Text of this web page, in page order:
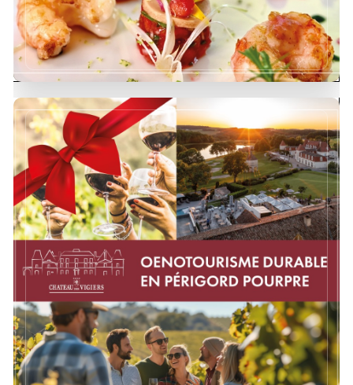
Venez vivre une expérience épicurienne
inoubliable en Périgord !
DÉCOUVRIR !